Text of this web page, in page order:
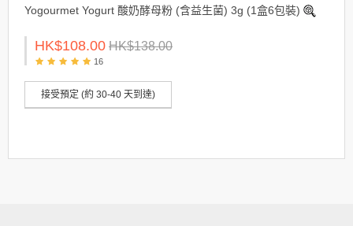
Yogourmet Yogurt 酸奶酵母粉 (含益生菌) 3g (1盒6包裝)
HK$108.00 HK$138.00
16
接受預定 (約 30-40 天到達)